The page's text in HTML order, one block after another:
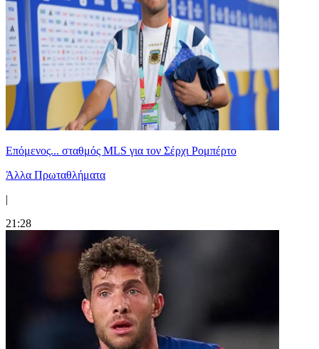
Επόμενος... σταθμός MLS για τον Σέρχι Ρομπέρτο
Άλλα Πρωταθλήματα
|
21:28